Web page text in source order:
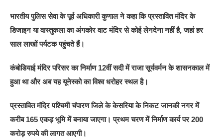
भारतीय पुलिस सेवा के पूर्व अधिकारी कुणाल ने कहा कि प्रस्तावित मंदिर के
डिजाइन या वास्तुकला का अंगकोर वाट मंदिर से कोई लेनदेना नहीं है, जहां हर
साल लाखों पर्यटक पहुंचते हैं।
कंबोडियाई मंदिर परिसर का निर्माण 12वीं सदी में राजा सूर्यवर्मन के शासनकाल में
हुआ था और अब यह यूनेस्को का विश्व धरोहर स्थल है।
प्रस्तावित मंदिर पश्चिमी चंपारण जिले के केसरिया के निकट जानकी नगर में
करीब 165 एकड़ भूमि में बनाया जाएगा। प्रथम चरण में निर्माण कार्य पर 200
करोड़ रुपये की लागत आएगी।